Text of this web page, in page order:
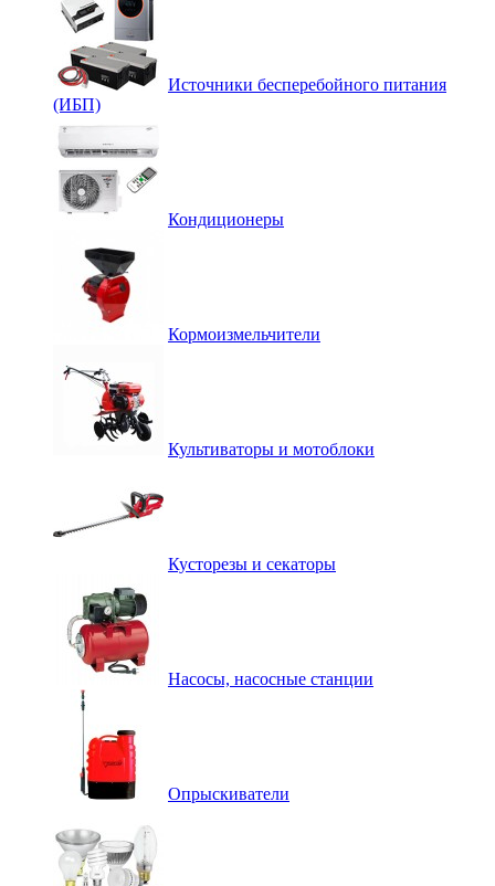
Источники бесперебойного питания
(ИБП)
Кондиционеры
Кормоизмельчители
Культиваторы и мотоблоки
Кусторезы и секаторы
Насосы, насосные станции
Опрыскиватели